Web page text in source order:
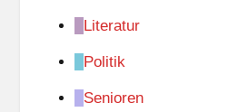
Literatur
Politik
Senioren